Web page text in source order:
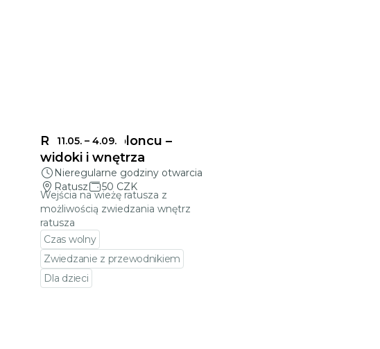
11.05. – 4.09.
Ratusz w Jabloncu –
widoki i wnętrza
Nieregularne godziny otwarcia
Ratusz
50 CZK
Wejścia na wieżę ratusza z
możliwością zwiedzania wnętrz
ratusza
Czas wolny
Zwiedzanie z przewodnikiem
Dla dzieci